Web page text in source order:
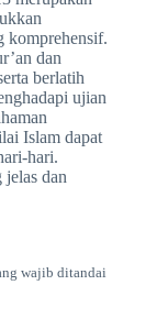
komprehensif.
dan
berlatih
ujian
Islam dapat
hari.
jelas dan
wajib ditandai